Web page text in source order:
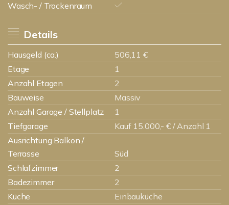
Wasch- / Trockenraum
Details
Hausgeld (ca.)
506,11 €
Etage
1
Anzahl Etagen
2
Bauweise
Massiv
Anzahl Garage / Stellplatz
1
Tiefgarage
Kauf 15.000,- € / Anzahl 1
Ausrichtung Balkon /
Terrasse
Süd
Schlafzimmer
2
Badezimmer
2
Küche
Einbauküche